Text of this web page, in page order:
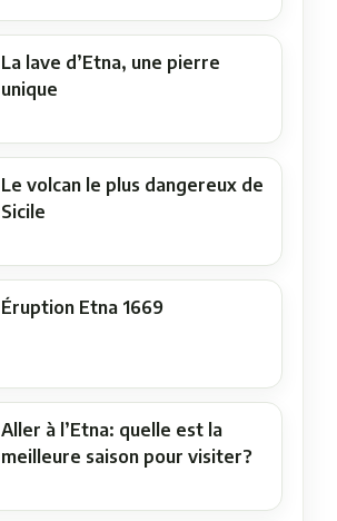
La lave d’Etna, une pierre
unique
Le volcan le plus dangereux de
Sicile
Éruption Etna 1669
Aller à l’Etna: quelle est la
meilleure saison pour visiter?